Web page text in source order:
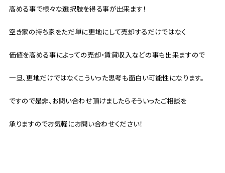
高める事で様々な選択肢を得る事が出来ます！
空き家の持ち家をただ単に更地にして売却するだけではなく
価値を高める事によっての売却・賃貸収入などの事も出来ますので
一旦、更地だけではなくこういった思考も面白い可能性になります。
ですので是非、お問い合わせ頂けましたらそういったご相談を
承りますのでお気軽にお問い合わせください！